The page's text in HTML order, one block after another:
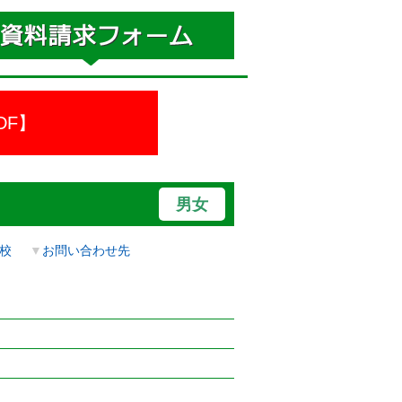
】
男女
▼ お問い合わせ先